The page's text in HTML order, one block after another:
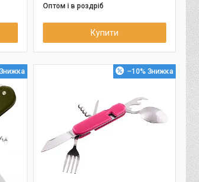
Оптом і в роздріб
Купити
–10%